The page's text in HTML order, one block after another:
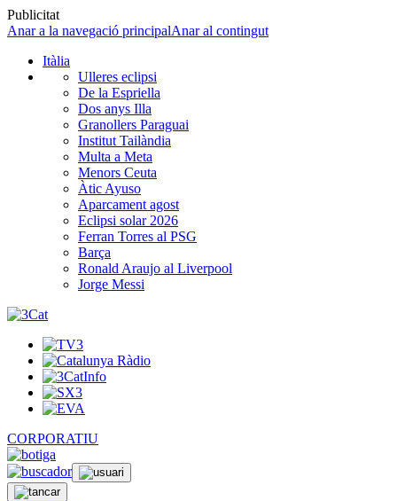
Publicitat
Anar a la navegació principalAnar al contingut
Itàlia
Ulleres eclipsi
De la Espriella
Dos anys Illa
Granollers Paraguai
Institut Tailàndia
Multa a Meta
Menors Ceuta
Àtic Ayuso
Aparcament agost
Eclipsi solar 2026
Ferran Torres al PSG
Barça
Ronald Araujo al Liverpool
Jorge Messi
CORPORATIU